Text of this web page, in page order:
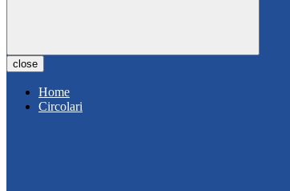
close
Home
Circolari